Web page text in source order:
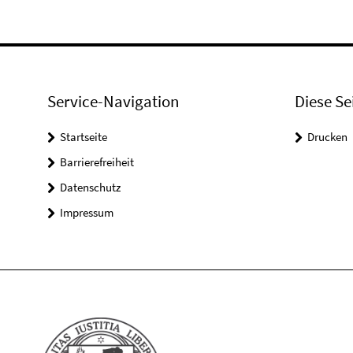
Service-Navigation
Startseite
Barrierefreiheit
Datenschutz
Impressum
Diese
Drucken